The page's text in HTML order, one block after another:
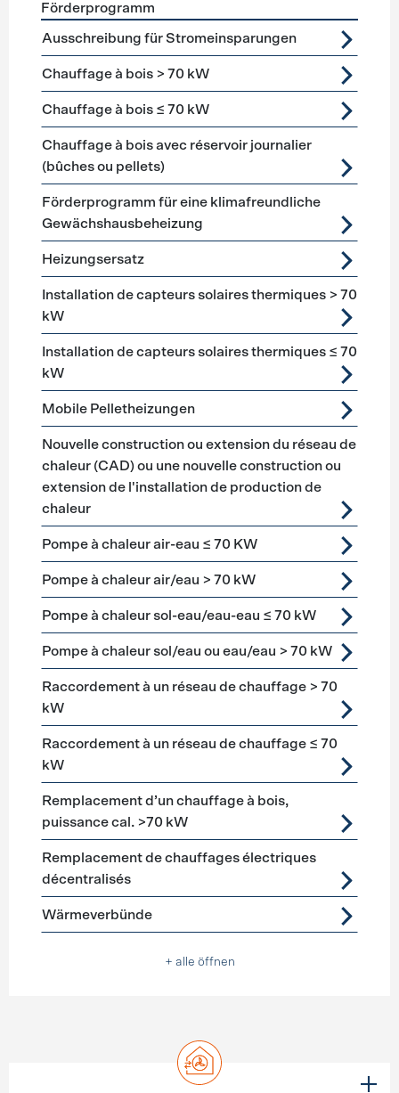
Förderprogramme Wärmeerzeugung
Förderprogramm
Ausschreibung für Stromeinsparungen
Chauffage à bois > 70 kW
Chauffage à bois ≤ 70 kW
Chauffage à bois avec réservoir journalier
(bûches ou pellets)
Förderprogramm für eine klimafreundliche
Gewächshausbeheizung
Heizungsersatz
Installation de capteurs solaires thermiques > 70
kW
Installation de capteurs solaires thermiques ≤ 70
kW
Mobile Pelletheizungen
Nouvelle construction ou extension du réseau de
chaleur (CAD) ou une nouvelle construction ou
extension de l'installation de production de
chaleur
Pompe à chaleur air-eau ≤ 70 KW
Pompe à chaleur air/eau > 70 kW
Pompe à chaleur sol-eau/eau-eau ≤ 70 kW
Pompe à chaleur sol/eau ou eau/eau > 70 kW
Raccordement à un réseau de chauffage > 70
kW
Raccordement à un réseau de chauffage ≤ 70
kW
Remplacement d’un chauffage à bois,
puissance cal. >70 kW
Remplacement de chauffages électriques
décentralisés
Wärmeverbünde
+ alle öffnen